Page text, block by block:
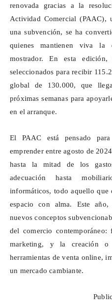
renovada gracias a la
Actividad Comercial (PAAC),
una subvención, se ha
quienes mantienen viva la
mostrador. En esta
seleccionados para recibir
global de 130.000, que
próximas semanas para
en el arranque.
El PAAC está pensado
emprender entre agosto de
hasta la mitad de los
adecuación hasta
informáticos, todo aquello
espacio con alma. Este año,
nuevos conceptos
del comercio contemporáneo:
marketing, y la creación
herramientas de venta online,
un mercado cambiante.